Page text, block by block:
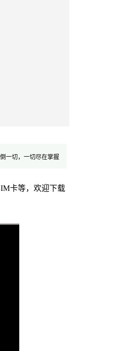
一切，一切尽在掌握
卡等，欢迎下载